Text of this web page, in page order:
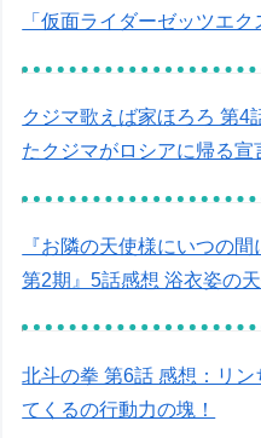
「仮面ライダーゼッツエ
クジマ歌えば家ほろろ 第4
たクジマがロシアに帰る宣
『お隣の天使様にいつの
第2期』5話感想 浴衣姿の
北斗の拳 第6話 感想：リ
てくるの行動力の塊！